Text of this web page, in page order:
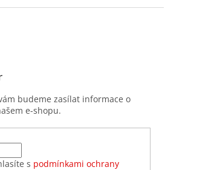
budeme zasílat informace o
e-shopu.
s podmínkami ochrany